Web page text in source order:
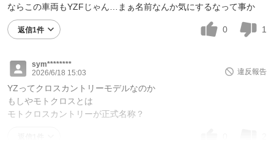
ならこの車両もYZFじゃん…まぁ名前なんか気にするなって事か
返信1件 0 1
sym********
2026/6/18 15:03
違反報告
YZってクロスカントリーモデルなのか
もしやモトクロスとは
モトクロスカントリーが正式名称？